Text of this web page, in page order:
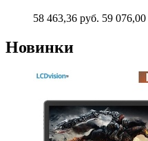
58 463,36 руб. 59 076,00
Новинки